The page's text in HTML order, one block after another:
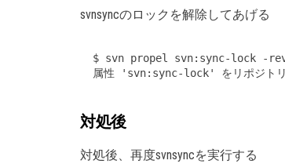
svnsyncのロックを解除してあげる
$ svn propel svn:sync-lock -
対処後
対処後、再度svnsyncを実行する